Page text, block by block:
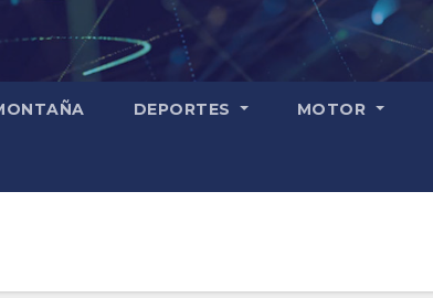
DEPORTES MOTOR